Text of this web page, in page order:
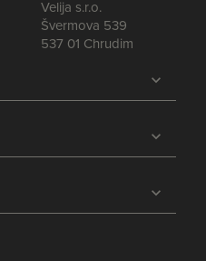
Velija s.r.o.
Švermova 539
537 01 Chrudim
expand_more
expand_more
expand_more